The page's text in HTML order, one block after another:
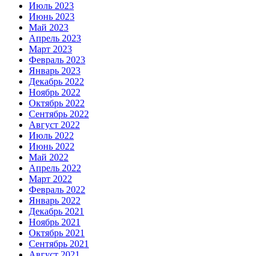
Июль 2023
Июнь 2023
Май 2023
Апрель 2023
Март 2023
Февраль 2023
Январь 2023
Декабрь 2022
Ноябрь 2022
Октябрь 2022
Сентябрь 2022
Август 2022
Июль 2022
Июнь 2022
Май 2022
Апрель 2022
Март 2022
Февраль 2022
Январь 2022
Декабрь 2021
Ноябрь 2021
Октябрь 2021
Сентябрь 2021